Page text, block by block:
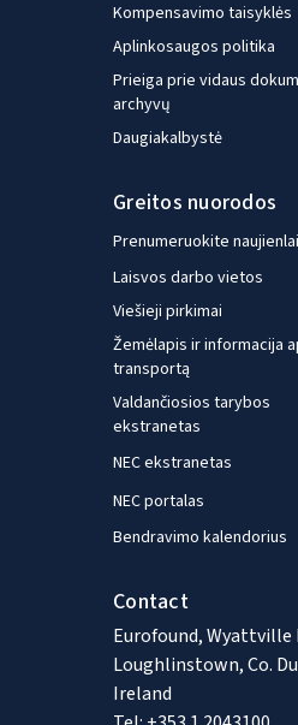
Kompensavimo taisyklės
Aplinkosaugos politika
Prieiga prie vidaus
archyvų
Daugiakalbystė
Greitos nuorodos
Prenumeruokite
Laisvos darbo vietos
Viešieji pirkimai
Žemėlapis ir informacija
transportą
Valdančiosios tarybos
ekstranetas
NEC ekstranetas
NEC portalas
Bendravimo kalendorius
Contact
Eurofound, Wyattville
Loughlinstown, Co.
Ireland